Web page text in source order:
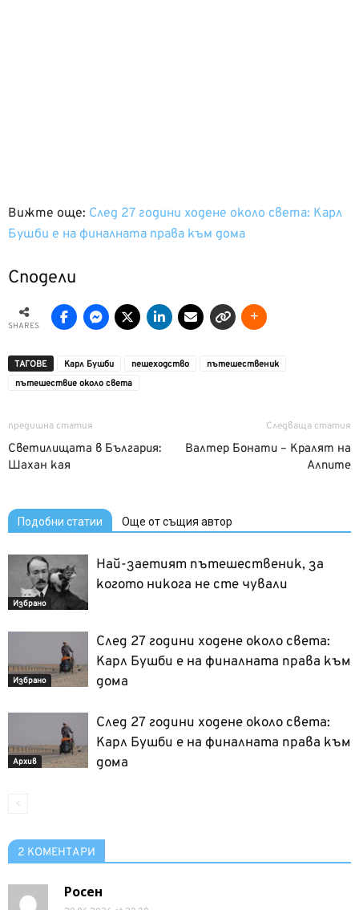
Вижте още: След 27 години ходене около света: Карл
Бушби е на финалната права към дома
Сподели
SHARES
ТАГОВЕ Карл Бушби пешеходство
пътешественик
пътешествие около света
предишна статия
Светилищата в България:
Шахан кая
Следваща статия
Валтер Бонати – Кралят на
Алпите
Подобни статии Още от същия автор
Избрано
Най-заетият пътешественик, за
когото никога не сте чували
Избрано
След 27 години ходене около света:
Карл Бушби е на финалната права към
дома
Архив
След 27 години ходене около света:
Карл Бушби е на финалната права към
дома
2 КОМЕНТАРИ
Росен